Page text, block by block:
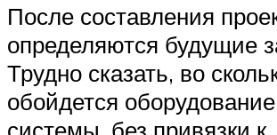
После составления
определяются будущие
Трудно сказать, во
обойдется